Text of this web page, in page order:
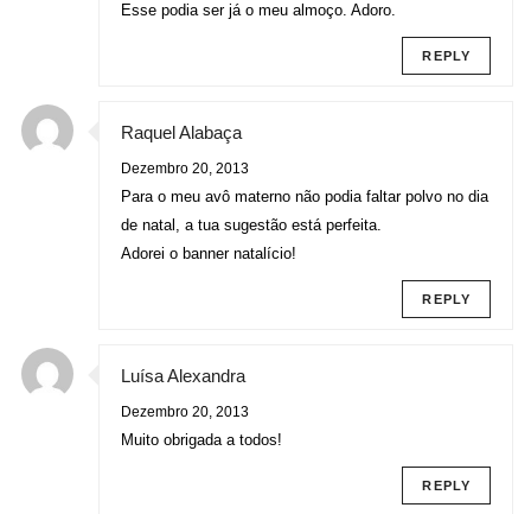
Esse podia ser já o meu almoço. Adoro.
REPLY
Raquel Alabaça
Dezembro 20, 2013
Para o meu avô materno não podia faltar polvo no dia
de natal, a tua sugestão está perfeita.
Adorei o banner natalício!
REPLY
Luísa Alexandra
Dezembro 20, 2013
Muito obrigada a todos!
REPLY